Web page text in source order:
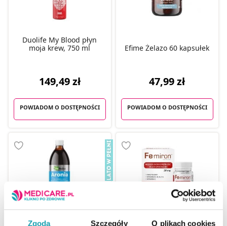
Zgoda Szczegóły O plikach cookies
Duolife My Blood płyn
moja krew, 750 ml
149,49 zł
POWIADOM O DOSTĘPNOŚCI
Efime Żelazo 60 kapsułek
47,99 zł
POWIADOM O DOSTĘPNOŚCI